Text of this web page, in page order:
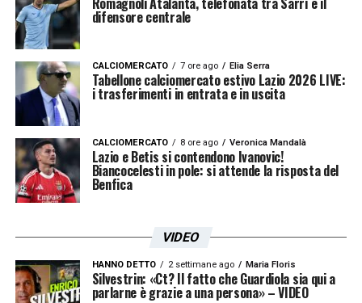
difensore centrale
CALCIOMERCATO 7 ore ago Elia Serra
Tabellone calciomercato estivo Lazio 2026 LIVE:
i trasferimenti in entrata e in uscita
CALCIOMERCATO 8 ore ago Veronica Mandalà
Lazio e Betis si contendono Ivanovic!
Biancocelesti in pole: si attende la risposta del
Benfica
VIDEO
HANNO DETTO 2 settimane ago Maria Floris
Silvestrin: «Ct? Il fatto che Guardiola sia qui a
parlarne è grazie a una persona» – VIDEO